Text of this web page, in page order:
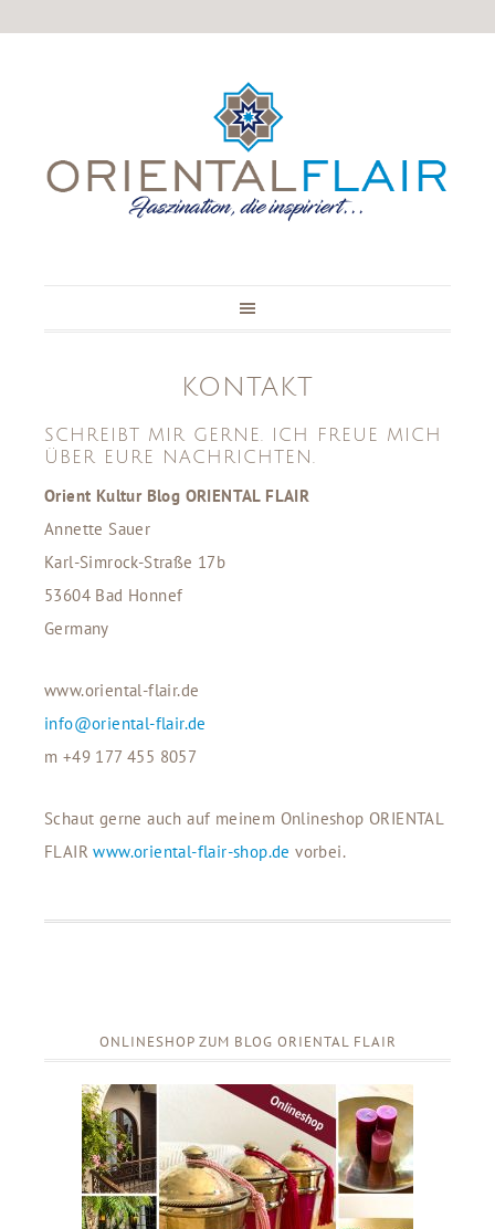
KONTAKT
SCHREIBT MIR GERNE. ICH FREUE MICH
ÜBER EURE NACHRICHTEN.
Orient Kultur Blog ORIENTAL FLAIR
Annette Sauer
Karl-Simrock-Straße 17b
53604 Bad Honnef
Germany
www.oriental-flair.de
info@oriental-flair.de
m +49 177 455 8057
Schaut gerne auch auf meinem Onlineshop ORIENTAL
FLAIRwww.oriental-flair-shop.de vorbei.
ONLINESHOP ZUM BLOG ORIENTAL FLAIR